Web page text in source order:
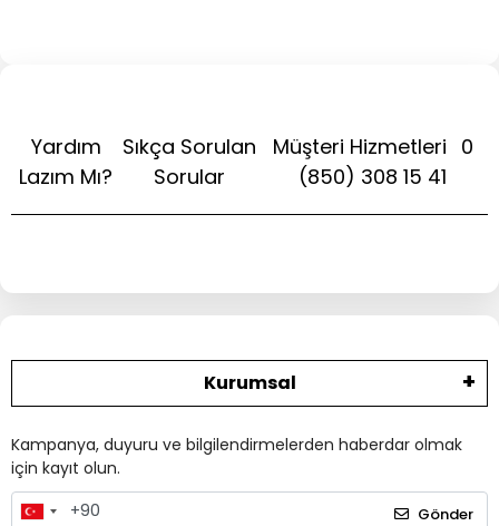
Yardım
Lazım Mı?
Sıkça Sorulan
Sorular
Müşteri Hizmetleri 0
(850) 308 15 41
Kurumsal
Kampanya, duyuru ve bilgilendirmelerden haberdar olmak
için kayıt olun.
Gönder